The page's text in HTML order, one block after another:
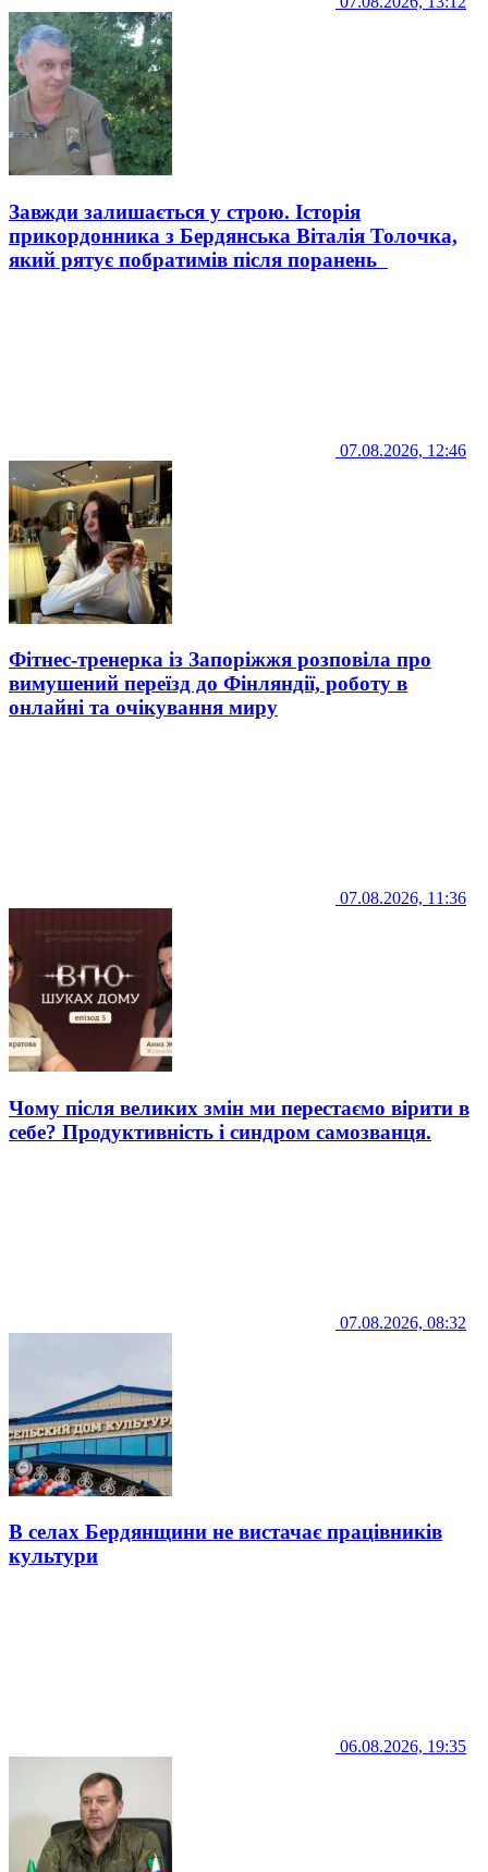
Завжди залишається у строю. Історія
прикордонника з Бердянська Віталія Толочка,
який рятує побратимів після поранень
07.08.2026, 12:46
Фітнес-тренерка із Запоріжжя розповіла про
вимушений переїзд до Фінляндії, роботу в
онлайні та очікування миру
07.08.2026, 11:36
Чому після великих змін ми перестаємо вірити в
себе? Продуктивність і синдром самозванця.
07.08.2026, 08:32
В селах Бердянщини не вистачає працівників
культури
06.08.2026, 19:35